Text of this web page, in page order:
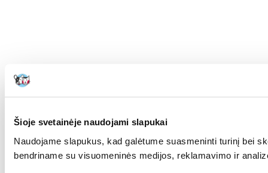
Šioje svetainėje naudojami slapukai
Naudojame slapukus, kad galėtume suasmeninti turinį bei
bendriname su visuomeninės medijos, reklamavimo ir